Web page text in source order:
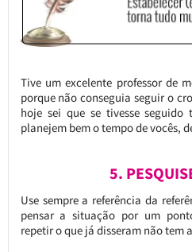
Tive um excelente professor de
porque não conseguia seguir o
hoje sei que se tivesse
planejem bem o tempo de vocês,
5.
Use sempre a referência da
pensar a situação por um
repetir o que já disseram não tem